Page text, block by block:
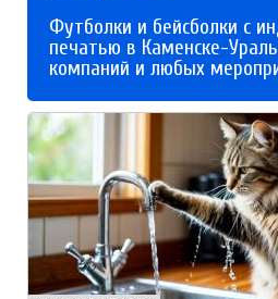
Футболки и бейсболки с
печатью в Каменске-
компаний и любых